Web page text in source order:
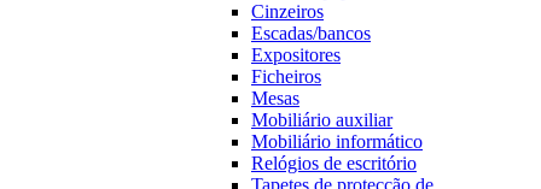
Cinzeiros
Escadas/bancos
Expositores
Ficheiros
Mesas
Mobiliário auxiliar
Mobiliário informático
Relógios de escritório
Tapetes de protecção de